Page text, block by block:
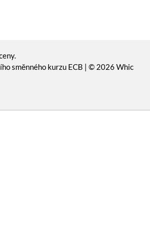
směnného kurzu ECB | © 2026 Whic